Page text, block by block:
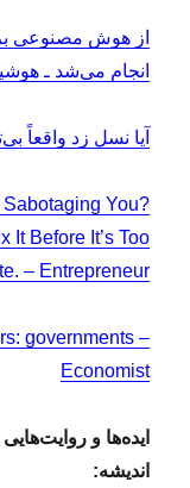
از هوش مصنوعی
انجام می‌شد ـ
آیا نسل زد واقعاً
Sabotaging You?
It Before It’s Too
– Entrepreneur
governments –
Economist
ایده‌ها و
اندیشه: